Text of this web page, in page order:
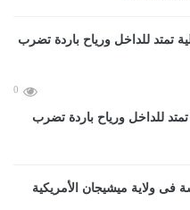
0
للداخل ورياح باردة تضرب